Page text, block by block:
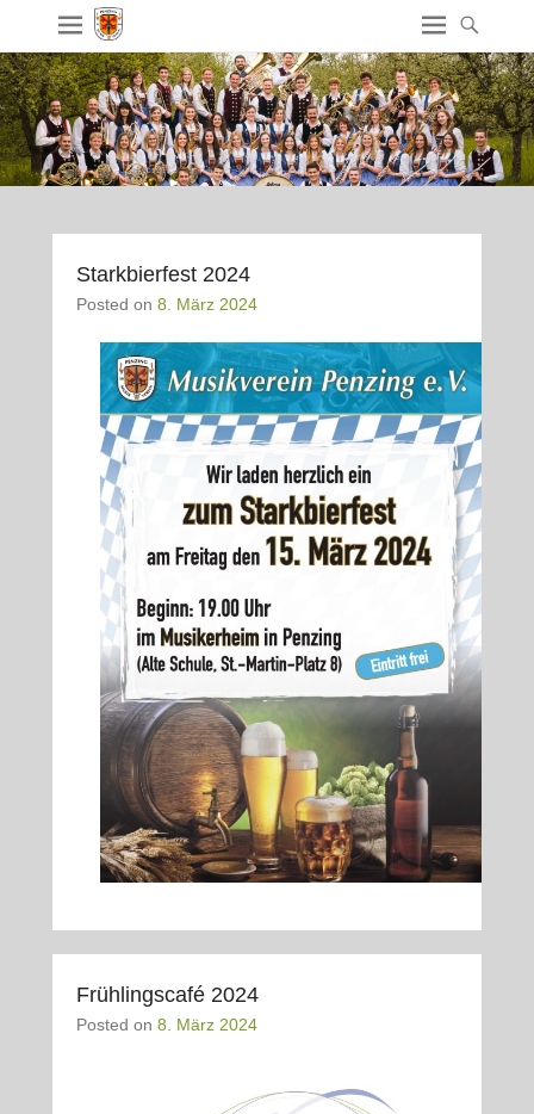
Starkbierfest 2024
Posted on 8. März 2024
Frühlingscafé 2024
Posted on 8. März 2024